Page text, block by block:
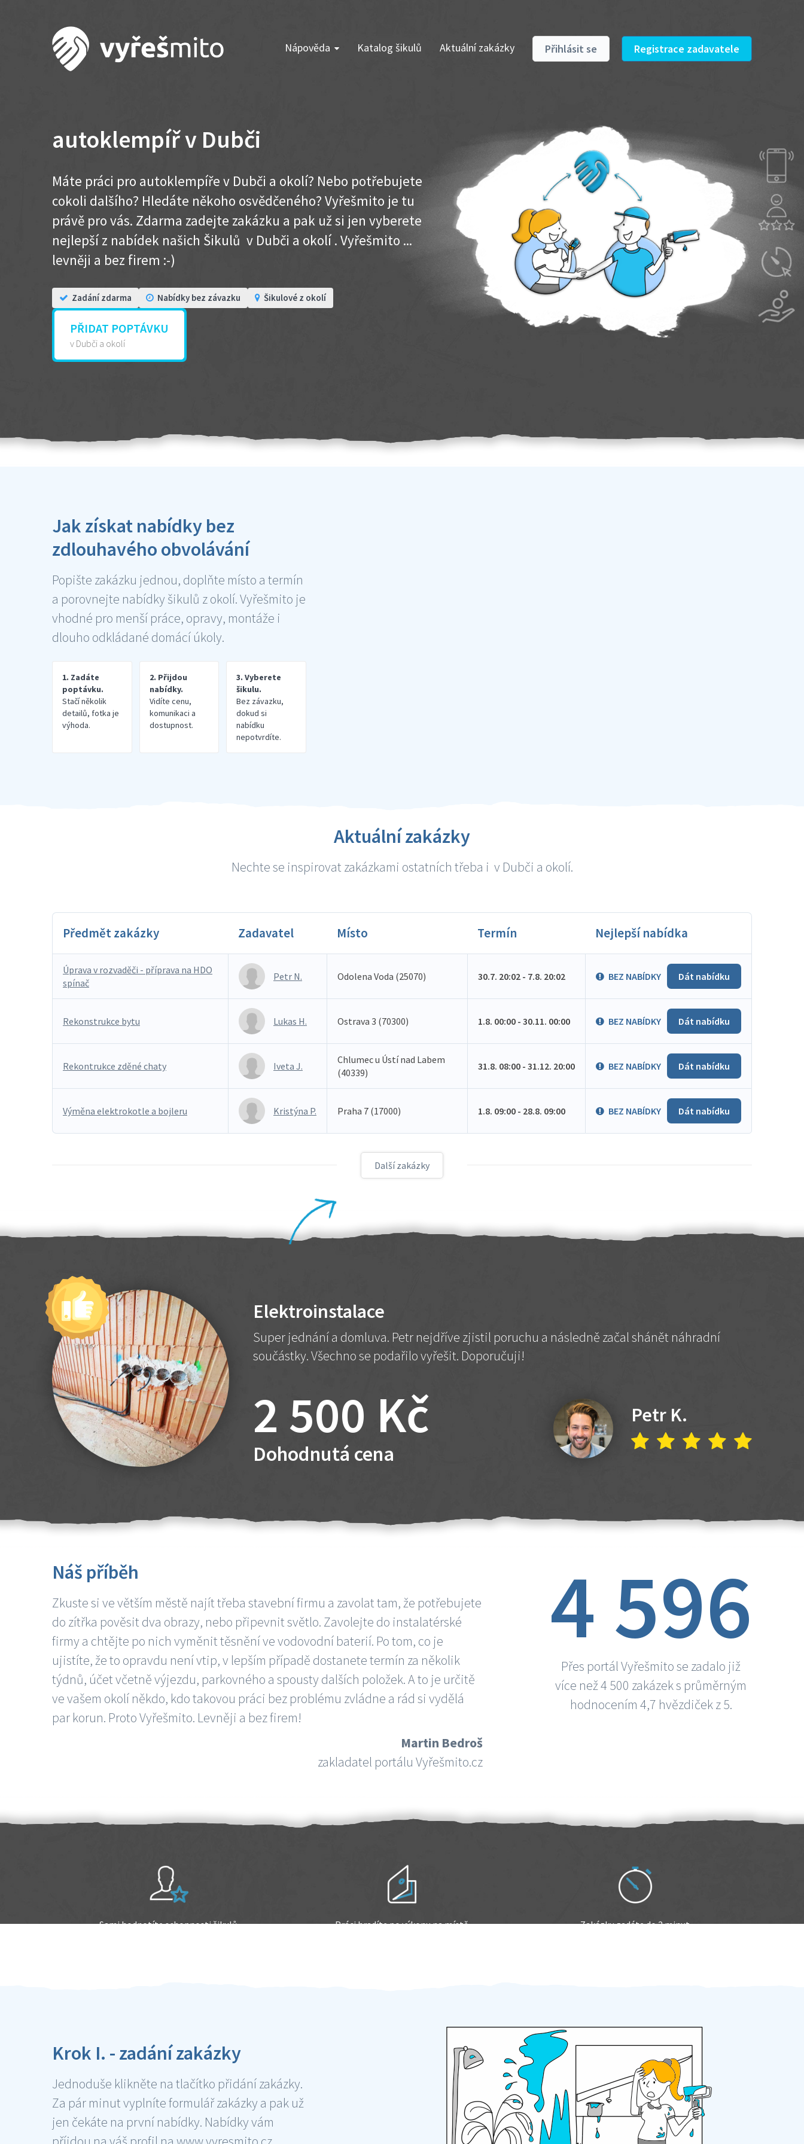
Nápověda Katalog šikulů Aktuální zakázky Přihlásit se Registrace zadavatele
autoklempíř v Dubči
Máte práci pro autoklempíře v Dubči a okolí? Nebo potřebujete
cokoli dalšího? Hledáte někoho osvědčeného? Vyřešmito je tu
právě pro vás. Zdarma zadejte zakázku a pak už si jen vyberete
nejlepší z nabídek našich Šikulů v Dubči a okolí . Vyřešmito ...
levněji a bez firem :-)
Zadání zdarma Nabídky bez závazku Šikulové z okolí
PŘIDAT POPTÁVKU
v Dubči a okolí
Jak získat nabídky bez
zdlouhavého obvolávání
Popište zakázku jednou, doplňte místo a termín
a porovnejte nabídky šikulů z okolí. Vyřešmito je
vhodné pro menší práce, opravy, montáže i
dlouho odkládané domácí úkoly.
1. Zadáte
poptávku.
Stačí několik
detailů, fotka je
výhoda.
2. Přijdou
nabídky.
Vidíte cenu,
komunikaci a
dostupnost.
3. Vyberete
šikulu.
Bez závazku,
dokud si
nabídku
nepotvrdíte.
Aktuální zakázky
Nechte se inspirovat zakázkami ostatních třeba i v Dubči a okolí.
Předmět zakázky Zadavatel Místo Termín Nejlepší nabídka
Úprava v rozvaděči - příprava na HDO
spínač
Petr N. Odolena Voda (25070) 30.7. 20:02 - 7.8. 20:02 BEZ NABÍDKY Dát nabídku
Rekonstrukce bytu Lukas H. Ostrava 3 (70300) 1.8. 00:00 - 30.11. 00:00 BEZ NABÍDKY Dát nabídku
Rekontrukce zděné chaty Iveta J.
Chlumec u Ústí nad Labem
(40339)
31.8. 08:00 - 31.12. 20:00 BEZ NABÍDKY Dát nabídku
Výměna elektrokotle a bojleru Kristýna P. Praha 7 (17000) 1.8. 09:00 - 28.8. 09:00 BEZ NABÍDKY Dát nabídku
Další zakázky
Elektroinstalace
Super jednání a domluva. Petr nejdříve zjistil poruchu a následně začal shánět náhradní
součástky. Všechno se podařilo vyřešit. Doporučuji!
2 500 Kč
Dohodnutá cena
Petr K.
Náš příběh
Zkuste si ve větším městě najít třeba stavební firmu a zavolat tam, že potřebujete
do zítřka pověsit dva obrazy, nebo připevnit světlo. Zavolejte do instalatérské
firmy a chtějte po nich vyměnit těsnění ve vodovodní baterií. Po tom, co je
ujistíte, že to opravdu není vtip, v lepším případě dostanete termín za několik
týdnů, účet včetně výjezdu, parkovného a spousty dalších položek. A to je určitě
ve vašem okolí někdo, kdo takovou práci bez problému zvládne a rád si vydělá
par korun. Proto Vyřešmito. Levněji a bez firem!
Martin Bedroš
zakladatel portálu Vyřešmito.cz
4 596
Přes portál Vyřešmito se zadalo již
více než 4 500 zakázek s průměrným
hodnocením 4,7 hvězdiček z 5.
Sami hodnotíte schopnosti šikulů Práci hradíte po výkonu na místě Zakázku zadáte do 2 minut
Krok I. - zadání zakázky
Jednoduše klikněte na tlačítko přidání zakázky.
Za pár minut vyplníte formulář zakázky a pak už
jen čekáte na první nabídky. Nabídky vám